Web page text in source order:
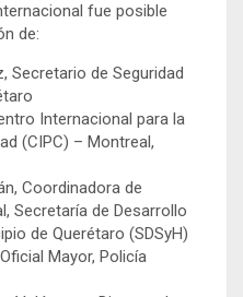
fue posible
de:
Secretario de Seguridad
Internacional para la
(CIPC) – Montreal,
Coordinadora de
Secretaría de Desarrollo
de Querétaro (SDSyH)
Mayor, Policía